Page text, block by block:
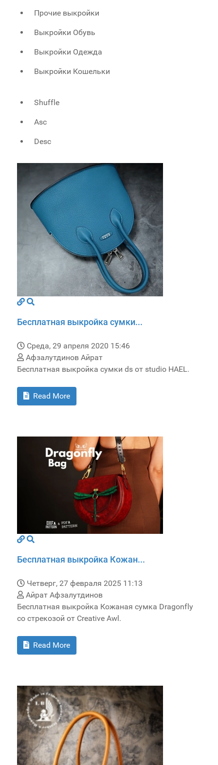
Прочие выкройки
Выкройки Обувь
Выкройки Одежда
Выкройки Кошельки
Shuffle
Asc
Desc
Бесплатная выкройка сумки...
Среда, 29 апреля 2020 15:46
Афзалутдинов Айрат
Бесплатная выкройка сумки ds от studio HAEL.
Read More
Бесплатная выкройка Кожан...
Четверг, 27 февраля 2025 11:13
Айрат Афзалутдинов
Бесплатная выкройка Кожаная сумка Dragonfly
со стрекозой от Creative Awl.
Read More